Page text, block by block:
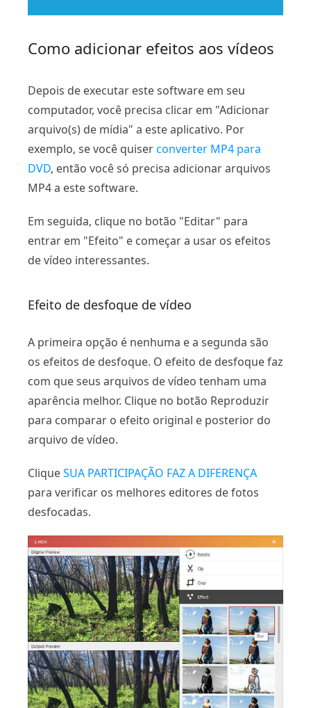
Como adicionar efeitos aos vídeos
Depois de executar este software em seu
computador, você precisa clicar em "Adicionar
arquivo(s) de mídia" a este aplicativo. Por
exemplo, se você quiserconverter MP4 para
DVD, então você só precisa adicionar arquivos
MP4 a este software.
Em seguida, clique no botão "Editar" para
entrar em "Efeito" e começar a usar os efeitos
de vídeo interessantes.
Efeito de desfoque de vídeo
A primeira opção é nenhuma e a segunda são
os efeitos de desfoque. O efeito de desfoque faz
com que seus arquivos de vídeo tenham uma
aparência melhor. Clique no botão Reproduzir
para comparar o efeito original e posterior do
arquivo de vídeo.
CliqueSUA PARTICIPAÇÃO FAZ A DIFERENÇA
para verificar os melhores editores de fotos
desfocadas.